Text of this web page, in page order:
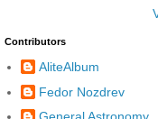
Contributors
AliteAlbum
Fedor Nozdrev
General Astronomy